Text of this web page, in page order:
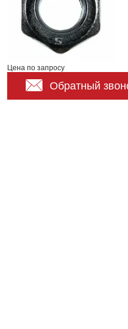
Цена по запросу
Обратный